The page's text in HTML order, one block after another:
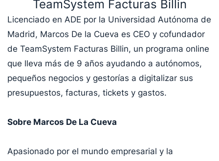
TeamSystem Facturas Billin
Licenciado en ADE por la Universidad Autónoma de
Madrid, Marcos De la Cueva es CEO y cofundador
de TeamSystem Facturas Billin, un programa online
que lleva más de 9 años ayudando a autónomos,
pequeños negocios y gestorías a digitalizar sus
presupuestos, facturas, tickets y gastos.
Sobre Marcos De La Cueva
Apasionado por el mundo empresarial y la